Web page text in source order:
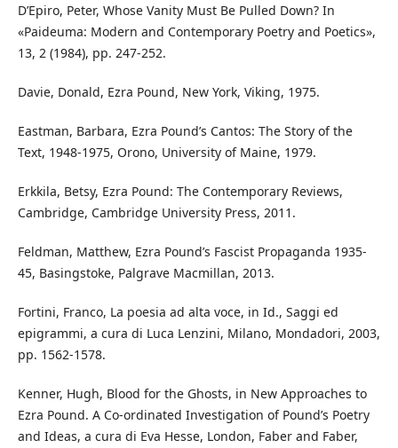
D’Epiro, Peter, Whose Vanity Must Be Pulled Down? In
«Paideuma: Modern and Contemporary Poetry and Poetics»,
13, 2 (1984), pp. 247-252.
Davie, Donald, Ezra Pound, New York, Viking, 1975.
Eastman, Barbara, Ezra Pound’s Cantos: The Story of the
Text, 1948-1975, Orono, University of Maine, 1979.
Erkkila, Betsy, Ezra Pound: The Contemporary Reviews,
Cambridge, Cambridge University Press, 2011.
Feldman, Matthew, Ezra Pound’s Fascist Propaganda 1935-
45, Basingstoke, Palgrave Macmillan, 2013.
Fortini, Franco, La poesia ad alta voce, in Id., Saggi ed
epigrammi, a cura di Luca Lenzini, Milano, Mondadori, 2003,
pp. 1562-1578.
Kenner, Hugh, Blood for the Ghosts, in New Approaches to
Ezra Pound. A Co-ordinated Investigation of Pound’s Poetry
and Ideas, a cura di Eva Hesse, London, Faber and Faber,